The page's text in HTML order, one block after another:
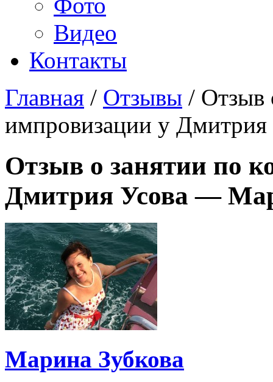
Видео
Контакты
Главная / Отзывы / Отзыв
импровизации у
Отзыв о занятии по
Дмитрия Усова —
Марина Зубкова